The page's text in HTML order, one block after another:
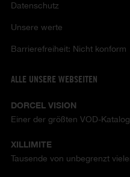
Datenschutz
Unsere werte
Barrierefreiheit: Nicht konform
ALLE UNSERE WEBSEITEN
DORCEL VISION
Einer der größten VOD-
XILLIMITE
Tausende von unbegrenzt